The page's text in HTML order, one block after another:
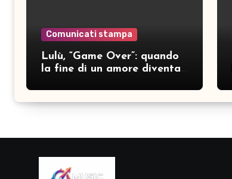
Comunicati stampa
Lulù, “Game Over”: quando
la fine di un amore diventa